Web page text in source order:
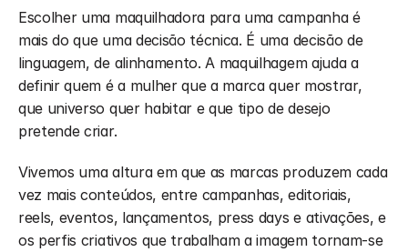
Escolher uma maquilhadora para uma campanha é
mais do que uma decisão técnica. É uma decisão de
linguagem, de alinhamento. A maquilhagem ajuda a
definir quem é a mulher que a marca quer mostrar,
que universo quer habitar e que tipo de desejo
pretende criar.
Vivemos uma altura em que as marcas produzem cada
vez mais conteúdos, entre campanhas, editoriais,
reels, eventos, lançamentos, press days e ativações, e
os perfis criativos que trabalham a imagem tornam-se